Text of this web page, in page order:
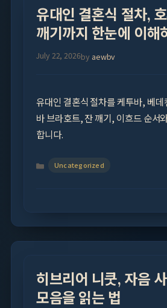
유대인 결혼식 절차,
깨기까지 한눈에 이해
July 22, 2026by aewbv
유대인 결혼식 절차를 케투바, 베
바 브라호트, 잔 깨기, 이흐드 순서
합니다.
CategoriesUncategorized
히브리어 니쿳, 자음
모음을 읽는 법